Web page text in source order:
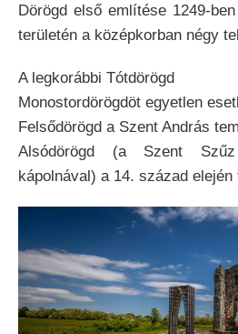
Dörögd első említése 1249-
területén a középkorban négy
A legkorábbi Tótdörögd
Monostordörögdöt egyetlen
Felsődörögd a Szent András
Alsódörögd (a Szent
kápolnával) a 14. század elején